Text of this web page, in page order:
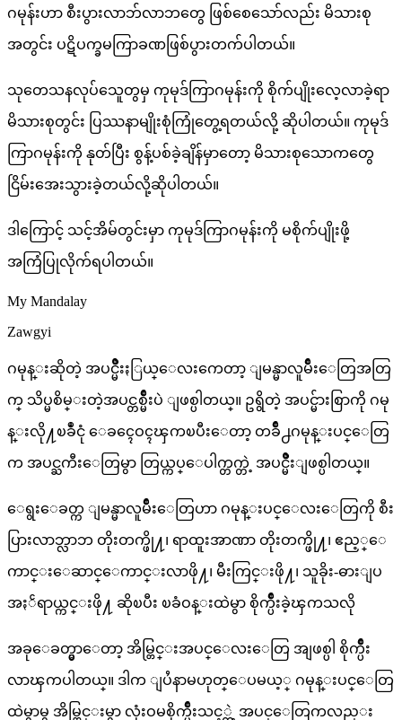
ဂမုန်းဟာ စီးပွားလာဘ်လာဘတွေ ဖြစ်စေသော်လည်း မိသားစု
အတွင်း ပဋိပက္ခမကြာခဏဖြစ်ပွားတက်ပါတယ်။
သုတေသနလုပ်သေူတွမှ ကုမုဒ်ကြာဂမုန်းကို စိုက်ပျိုးလေ့လာခဲ့ရာ
မိသားစုတွင်း ပြဿနာမျိုးစုံကြုံတွေ့ရတယ်လို့ ဆိုပါတယ်။ ကုမုဒ်
ကြာဂမုန်းကို နုတ်ပြီး စွန့်ပစ်ခဲ့ချိန်မှာတော့ မိသားစုသောကတွေ
ငြိမ်းအေးသွားခဲ့တယ်လို့ဆိုပါတယ်။
ဒါကြောင့် သင့်အိမ်တွင်းမှာ ကုမုဒ်ကြာဂမုန်းကို မစိုက်ပျိုးဖို့
အကြံပြုလိုက်ရပါတယ်။
My Mandalay
Zawgyi
ဂမုန္းဆိုတဲ့ အပင္မ်ိဳးႏြယ္ေလးကေတာ့ ျမန္မာလူမ်ိဳးေတြအတြ
က္ သိပ္မစိမ္းတဲ့အပင္တစ္မ်ိဳးပဲ ျဖစ္ပါတယ္။ ဥရွိတဲ့ အပင္မ်ားစြာကို ဂမု
န္းလို႔ၿခဳံငုံ ေခၚေဝၚၾကၿပီးေတာ့ တခ်ိဳ႕ဂမုန္းပင္ေတြ
က အပင္ႀကီးေတြမွာ တြယ္ကပ္ေပါက္တက္တဲ့ အပင္မ်ိဳးျဖစ္ပါတယ္။
ေရွးေခတ္က ျမန္မာလူမ်ိဳးေတြဟာ ဂမုန္းပင္ေလးေတြကို စီး
ပြားလာဘ္လာဘ တိုးတက္ဖို႔၊ ရာထူးအာဏာ တိုးတက္ဖို႔၊ ဧည့္ေ
ကာင္းေဆာင္ေကာင္းလာဖို႔၊ မီးကြင္းဖို႔၊ သူခိုး-ဓားျပ
အႏၲရာယ္ကင္းဖို႔ ဆိုၿပီး ၿခံဝန္းထဲမွာ စိုက္ပ်ိဳးခဲ့ၾကသလို
အခုေခတ္မွာေတာ့ အိမ္တြင္းအပင္ေလးေတြ အျဖစ္ပါ စိုက္ပ်ိဳး
လာၾကပါတယ္။ ဒါက ျပႆနာမဟုတ္ေပမယ့္ ဂမုန္းပင္ေတြ
ထဲမွာမွ အိမ္တြင္းမွာ လုံးဝမစိုက္ပ်ိဳးသင့္တဲ့ အပင္ေတြကလည္း